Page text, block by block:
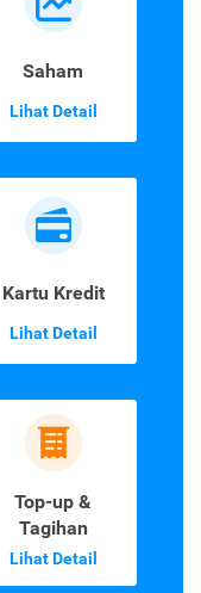
Saham
Lihat Detail
Kartu Kredit
Lihat Detail
Top-up &
Tagihan
Lihat Detail